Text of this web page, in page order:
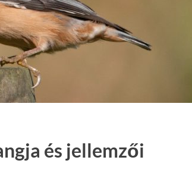
és jellemzői